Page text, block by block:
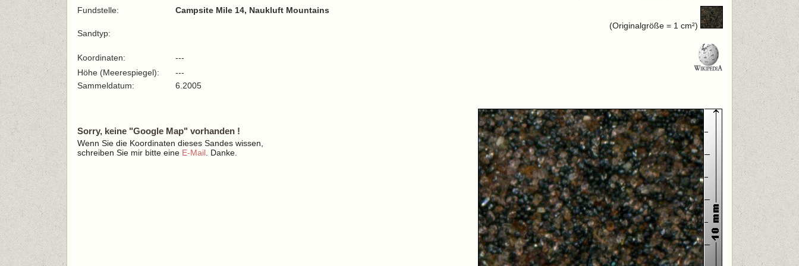
(Originalgröße = 1 cm²)
Fundstelle: Campsite Mile 14, Naukluft Mountains
Sandtyp:
Koordinaten:
---
Höhe (Meerespiegel):
---
Sammeldatum:
6.2005
Sorry, keine "Google Map" vorhanden !
Wenn Sie die Koordinaten dieses Sandes wissen,
schreiben Sie mir bitte eine E-Mail . Danke.